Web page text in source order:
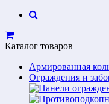
Каталог товаров
Армированная
Ограждения и